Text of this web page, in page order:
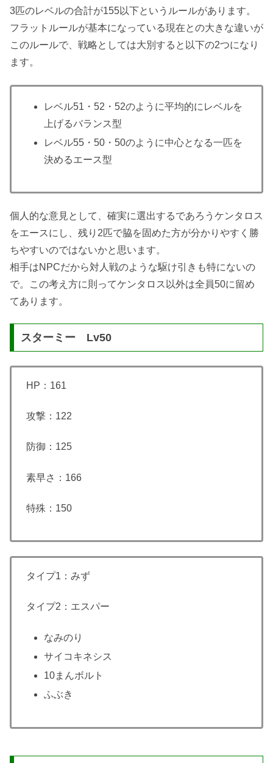
3匹のレベルの合計が155以下というルールがあります。
フラットルールが基本になっている現在との大きな違いが
このルールで、戦略としては大別すると以下の2つになり
ます。
レベル51・52・52のように平均的にレベルを
上げるバランス型
レベル55・50・50のように中心となる一匹を
決めるエース型
個人的な意見として、確実に選出するであろうケンタロス
をエースにし、残り2匹で脇を固めた方が分かりやすく勝
ちやすいのではないかと思います。
相手はNPCだから対人戦のような駆け引きも特にないの
で。この考え方に則ってケンタロス以外は全員50に留め
てあります。
スターミー Lv50
HP：161
攻撃：122
防御：125
素早さ：166
特殊：150
タイプ1：みず
タイプ2：エスパー
なみのり
サイコキネシス
10まんボルト
ふぶき